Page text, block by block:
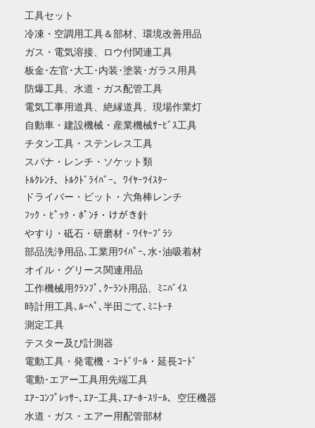
工具セット
冷凍・空調用工具＆部材、環境改善用品
ガス・電気溶接、ロウ付関連工具
板金･左官･大工･内装･塗装･ガラス用具
防爆工具、水道・ガス配管工具
電気工事用道具、絶縁道具、現場作業灯
自動車・建設機械・産業機械ｻｰﾋﾞｽ工具
チタン工具・ステンレス工具
スパナ・レンチ・ソケット類
ﾄﾙｸﾚﾝﾁ、ﾄﾙｸﾄﾞﾗｲﾊﾞｰ、ﾜｲﾔｰﾂｲｽﾀｰ
ドライバー・ビット・六角棒レンチ
ﾌｯｸ・ﾋﾟｯｸ・ﾎﾟﾝﾁ・けがき針
やすり・砥石・研磨材・ﾜｲﾔｰﾌﾞﾗｼ
部品洗浄用品､工業用ﾜｲﾊﾟｰ､水･油吸着材
オイル・グリース関連用品
工作機械用ｸﾗﾝﾌﾟ､ｸｰﾗﾝﾄ用品、ﾐﾆﾊﾞｲｽ
時計用工具､ﾙｰﾍﾟ､半田ごて､ﾐﾆﾄｰﾁ
測定工具
テスター及び計測器
電動工具・発電機・ｺｰﾄﾞﾘｰﾙ・延長ｺｰﾄﾞ
電動･エアー工具用先端工具
ｴｱｰｺﾝﾌﾟﾚｯｻｰ､ｴｱｰ工具､ｴｱｰﾎｰｽﾘｰﾙ、空圧機器
水道・ガス・エアー用配管部材